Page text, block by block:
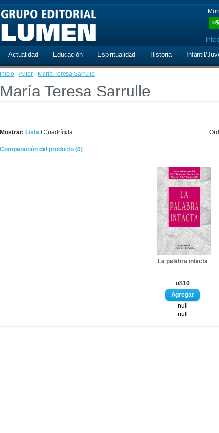
u$
Actualidad Educación Espiritualidad Historia Infantil/
Inicio · Autor · María Teresa Sarrulle
María Teresa Sarrulle
Mostrar: Lista /Cuadrícula
Comparación del producto (0)
La palabra intacta
u$10
null
null